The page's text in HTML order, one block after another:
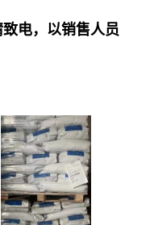
电，以销售人员